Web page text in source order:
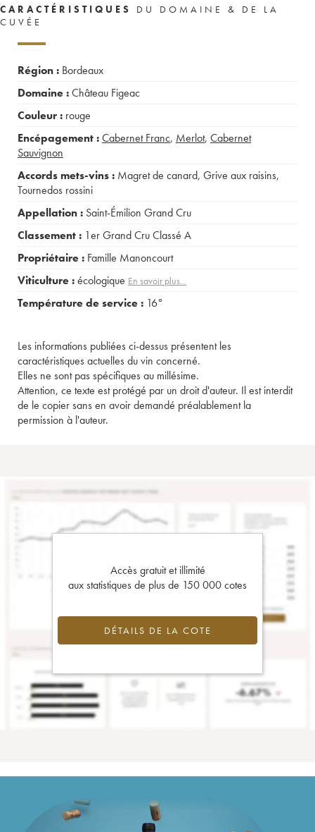
CARACTÉRISTIQUES
DU DOMAINE & DE LA
CUVÉE
Région : Bordeaux
Domaine :Château Figeac
Couleur : rouge
Encépagement :Cabernet Franc, Merlot, Cabernet
Sauvignon
Accords mets-vins : Magret de canard, Grive aux raisins,
Tournedos rossini
Appellation : Saint-Émilion Grand Cru
Classement : 1er Grand Cru Classé A
Propriétaire : Famille Manoncourt
Viticulture :écologique En savoir plus...
Température de service : 16°
Les informations publiées ci-dessus présentent les
caractéristiques actuelles du vin concerné.
Elles ne sont pas spécifiques au millésime.
Attention, ce texte est protégé par un droit d'auteur. Il est interdit
de le copier sans en avoir demandé préalablement la
permission à l'auteur.
Accès gratuit et illimité
aux statistiques de plus de 150 000 cotes
DÉTAILS DE LA COTE